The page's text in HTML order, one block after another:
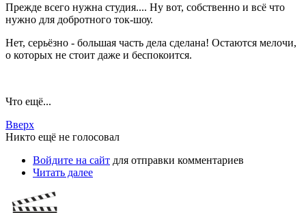
Прежде всего нужна студия.... Ну вот, собственно и всё что
нужно для добротного ток-шоу.
Нет, серьёзно - большая часть дела сделана! Остаются мелочи,
о которых не стоит даже и беспокоится.
Что ещё...
Вверх
Никто ещё не голосовал
Войдите на сайт для отправки комментариев
Читать далее